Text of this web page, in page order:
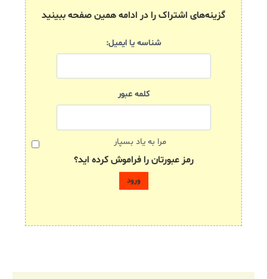
گزینه‌های اشتراک را در ادامه همین صفحه ببینید
شناسه یا ایمیل:
کلمه عبور
مرا به یاد بسپار
رمز عبورتان را فراموش کرده اید؟